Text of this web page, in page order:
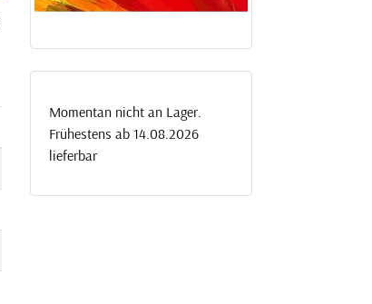
Momentan nicht an Lager.
Frühestens ab 14.08.2026
lieferbar